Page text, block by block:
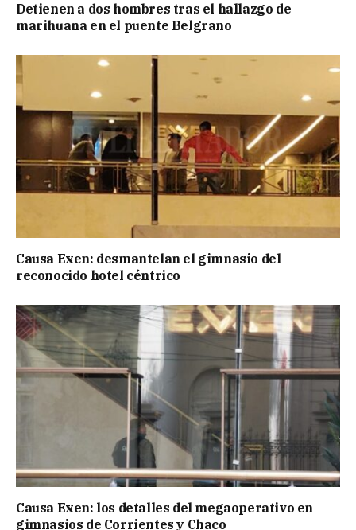
Detienen a dos hombres tras el hallazgo de
marihuana en el puente Belgrano
Causa Exen: desmantelan el gimnasio del
reconocido hotel céntrico
Causa Exen: los detalles del megaoperativo en
gimnasios de Corrientes y Chaco